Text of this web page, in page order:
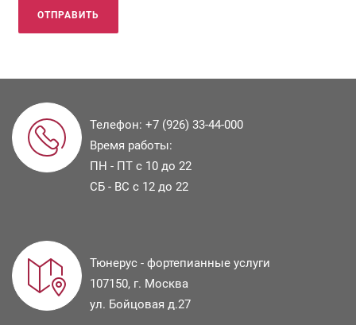
Телефон: +7 (926) 33-44-000
Время работы:
ПН - ПТ с 10 до 22
СБ - ВС с 12 до 22
Тюнерус - фортепианные услуги
107150, г. Москва
ул. Бойцовая д.27